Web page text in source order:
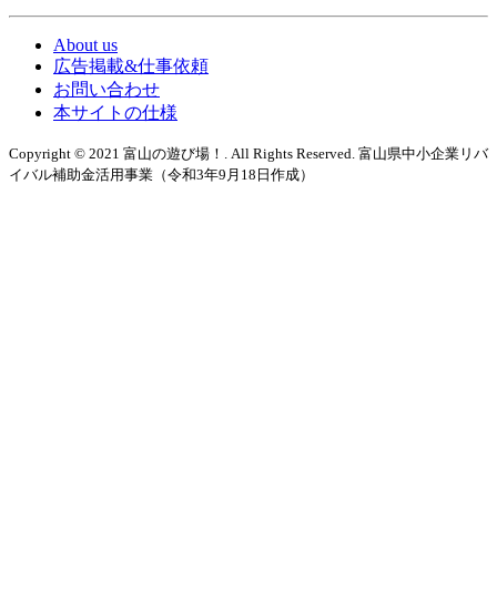
About us
広告掲載&仕事依頼
お問い合わせ
本サイトの仕様
Copyright © 2021 富山の遊び場！. All Rights Reserved. 富山県中小企業リバ
イバル補助金活用事業（令和3年9月18日作成）